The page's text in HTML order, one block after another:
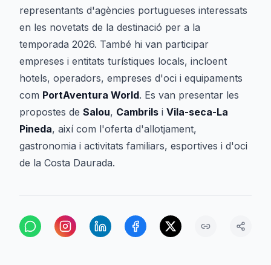
representants d'agències portugueses interessats
en les novetats de la destinació per a la
temporada 2026. També hi van participar
empreses i entitats turístiques locals, incloent
hotels, operadors, empreses d'oci i equipaments
com PortAventura World. Es van presentar les
propostes de Salou, Cambrils i Vila-seca-La
Pineda, així com l'oferta d'allotjament,
gastronomia i activitats familiars, esportives i d'oci
de la Costa Daurada.